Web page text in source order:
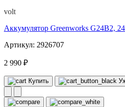
volt
Аккумулятор Greenworks G24B2,
Артикул: 2926707
2 990 ₽
Купить